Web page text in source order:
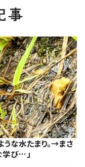
な水たまり。→まさ
学び…」